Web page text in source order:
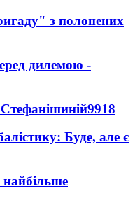
з полонених
дилемою -
9918
Буде, але є
найбільше